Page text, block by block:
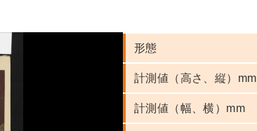
形態
計測値（高さ、縦）mm
計測値（幅、横）mm